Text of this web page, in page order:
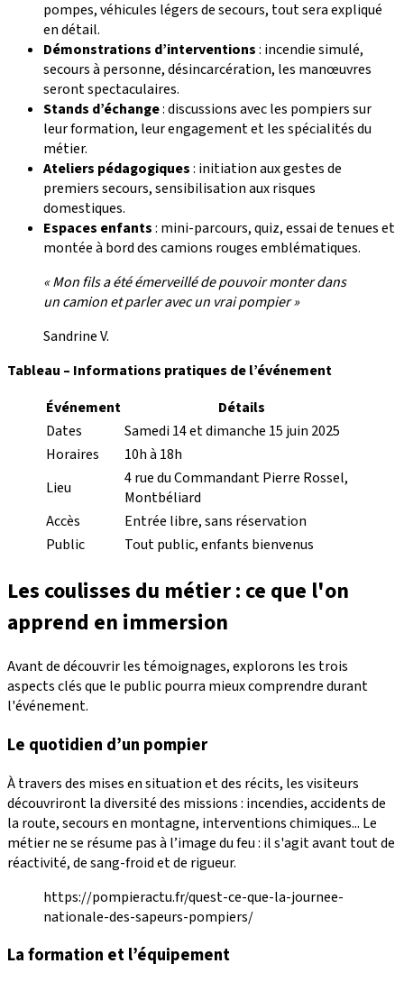
pompes, véhicules légers de secours, tout sera expliqué
en détail.
Démonstrations d’interventions: incendie simulé,
secours à personne, désincarcération, les manœuvres
seront spectaculaires.
Stands d’échange: discussions avec les pompiers sur
leur formation, leur engagement et les spécialités du
métier.
Ateliers pédagogiques: initiation aux gestes de
premiers secours, sensibilisation aux risques
domestiques.
Espaces enfants: mini-parcours, quiz, essai de tenues et
montée à bord des camions rouges emblématiques.
« Mon fils a été émerveillé de pouvoir monter dans
un camion et parler avec un vrai pompier »
Sandrine V.
Tableau – Informations pratiques de l’événement
Événement
Détails
Dates
Samedi 14 et dimanche 15 juin 2025
Horaires
10h à 18h
Lieu
4 rue du Commandant Pierre Rossel,
Montbéliard
Accès
Entrée libre, sans réservation
Public
Tout public, enfants bienvenus
Les coulisses du métier : ce que l'on
apprend en immersion
Avant de découvrir les témoignages, explorons les trois
aspects clés que le public pourra mieux comprendre durant
l'événement.
Le quotidien d’un pompier
À travers des mises en situation et des récits, les visiteurs
découvriront la diversité des missions : incendies, accidents de
la route, secours en montagne, interventions chimiques... Le
métier ne se résume pas à l’image du feu : il s'agit avant tout de
réactivité, de sang-froid et de rigueur.
https://pompieractu.fr/quest-ce-que-la-journee-
nationale-des-sapeurs-pompiers/
La formation et l’équipement